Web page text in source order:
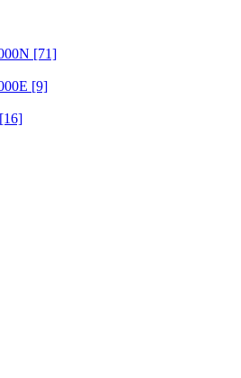
[71]
[9]
[16]